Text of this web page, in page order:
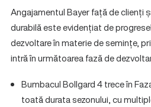
Angajamentul Bayer față de clienți
durabilă este evidențiat de
dezvoltare în materie de semințe,
intră în următoarea fază de
Bumbacul Bollgard 4 trece în
toată durata sezonului, cu